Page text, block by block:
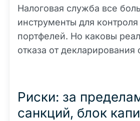
Налоговая служба все
инструменты для
портфелей. Но каковы
отказа от декларирования
Риски: за
санкций, блок